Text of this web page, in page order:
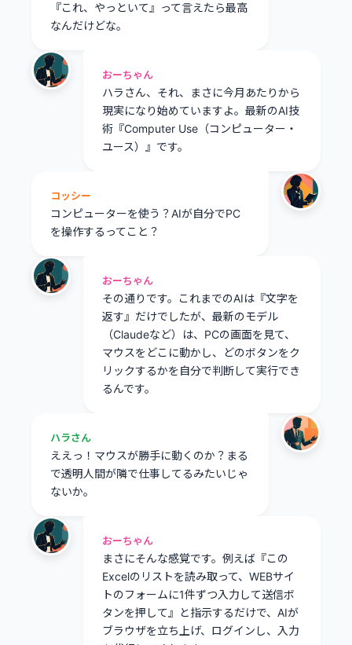
『これ、やっといて』って言えたら最高
なんだけどな。
おーちゃん
ハラさん、それ、まさに今月あたりから
現実になり始めていますよ。最新のAI技
術『Computer Use（コンピューター・
ユース）』です。
コッシー
コンピューターを使う？AIが自分でPC
を操作するってこと？
おーちゃん
その通りです。これまでのAIは『文字を
返す』だけでしたが、最新のモデル
（Claudeなど）は、PCの画面を見て、
マウスをどこに動かし、どのボタンをク
リックするかを自分で判断して実行でき
るんです。
ハラさん
ええっ！マウスが勝手に動くのか？まる
で透明人間が隣で仕事してるみたいじゃ
ないか。
おーちゃん
まさにそんな感覚です。例えば『この
Excelのリストを読み取って、WEBサイ
トのフォームに1件ずつ入力して送信ボ
タンを押して』と指示するだけで、AIが
ブラウザを立ち上げ、ログインし、入力